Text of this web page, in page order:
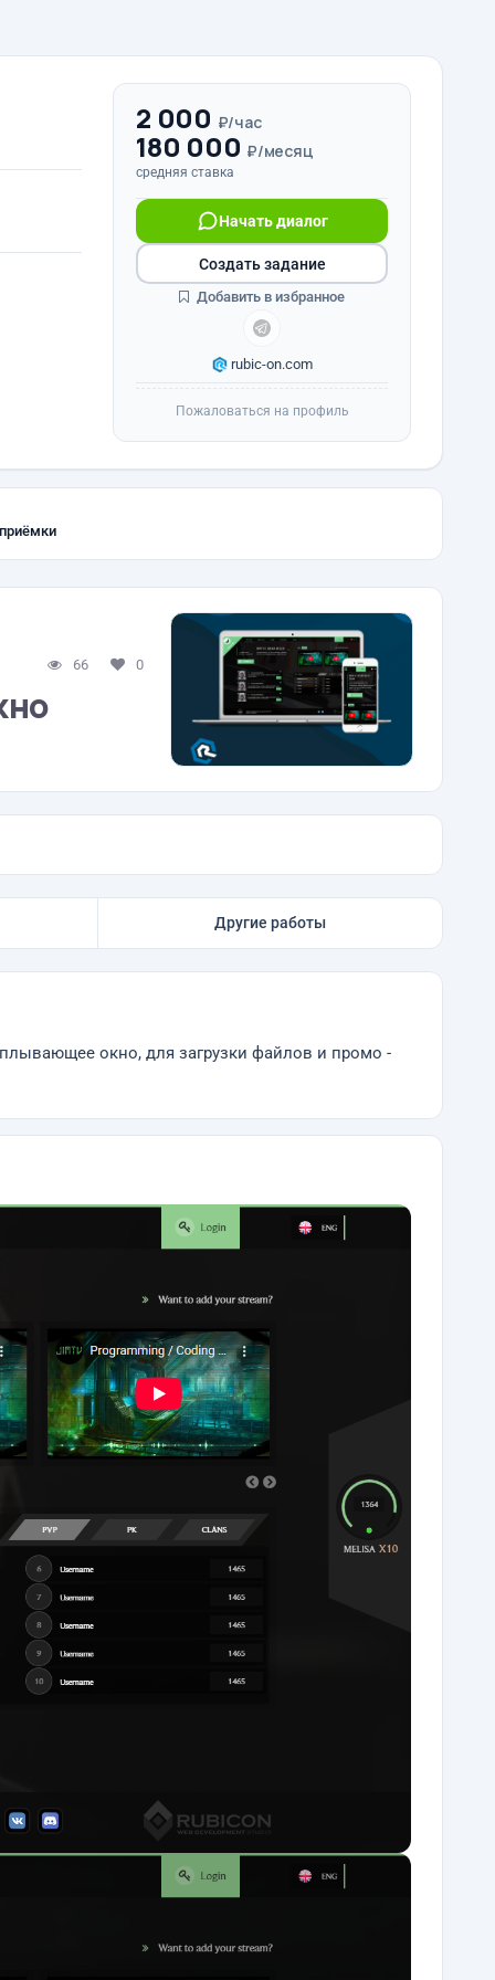
2 000 ₽/час
180 000 ₽/месяц
средняя ставка
Начать диалог
rubic-on.com
Создать задание
Добавить в избранное
Пожаловаться на профиль
66 0
Другие работы
окно, для загрузки файлов и промо -